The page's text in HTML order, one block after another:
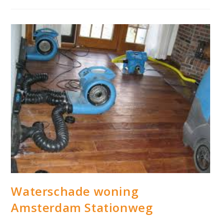
Waterschade woning
Amsterdam Stationweg